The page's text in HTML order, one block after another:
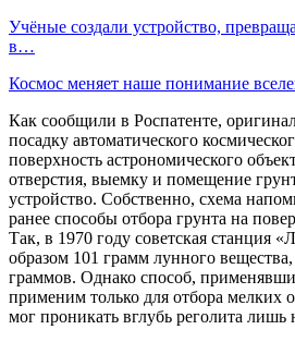
Учёные создали устройство,
в…
Космос меняет наше понимание
Как сообщили в Роспатенте,
посадку автоматического
поверхность астрономического
отверстия, выемку и помещение
устройство. Собственно, схема
ранее способы отбора грунта на
Так, в 1970 году советская станция
образом 101 грамм лунного
граммов. Однако способ,
применим только для отбора мелких
мог проникать вглубь реголита лишь